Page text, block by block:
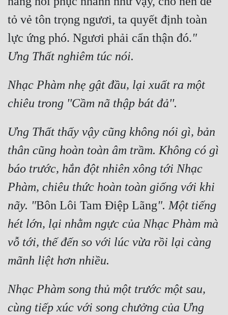
tỏ vẻ tôn trọng ngươi, ta quyết định toàn
lực ứng phó. Ngươi phải cẩn thận đó."
Ưng Thất nghiêm túc nói.
Nhạc Phàm nhẹ gật đầu, lại xuất ra một
chiêu trong ''Cầm nã thập bát đả''.
Ưng Thất thấy vậy cũng không nói gì, bản
thân cũng hoàn toàn âm trầm. Không có gì
báo trước, hắn đột nhiên xông tới Nhạc
Phàm, chiêu thức hoàn toàn giống với khi
nãy. "Bôn Lôi Tam Điệp Lãng". Một tiếng
hét lớn, lại nhằm ngực của Nhạc Phàm mà
vỗ tới, thế đến so với lúc vừa rồi lại càng
mãnh liệt hơn nhiều.
Nhạc Phàm song thủ một trước một sau,
cùng tiếp xúc với song chưởng của Ưng